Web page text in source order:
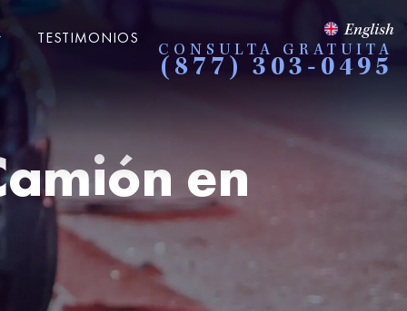
TESTIMONIOS
English
CONSULTA GRATUITA
(877) 303-0495
en